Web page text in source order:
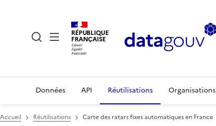
RÉPUBLIQUE
FRANÇAISE
Données API Réutilisations Organisations
Accueil Réutilisations Carte des ratars fixes automatiques en France